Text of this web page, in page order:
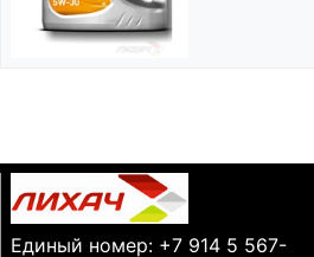
Единый номер: +7 914 5 567-